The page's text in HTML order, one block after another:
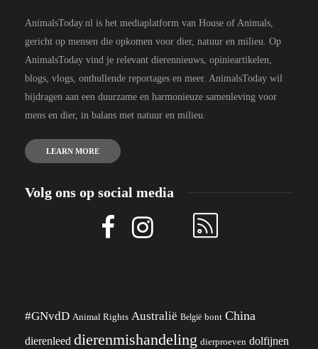
AnimalsToday.nl is het mediaplatform van House of Animals,
gericht op mensen die opkomen voor dier, natuur en milieu. Op
AnimalsToday vind je relevant dierennieuws, opinieartikelen,
blogs, vlogs, onthullende reportages en meer. AnimalsToday wil
bijdragen aan een duurzame en harmonieuze samenleving voor
mens en dier, in balans met natuur en milieu.
LEARN MORE
Volg ons op social media
#GNvdD Animal Rights Australië België bont China
dierenleed dierenmishandeling dierproeven dolfijnen